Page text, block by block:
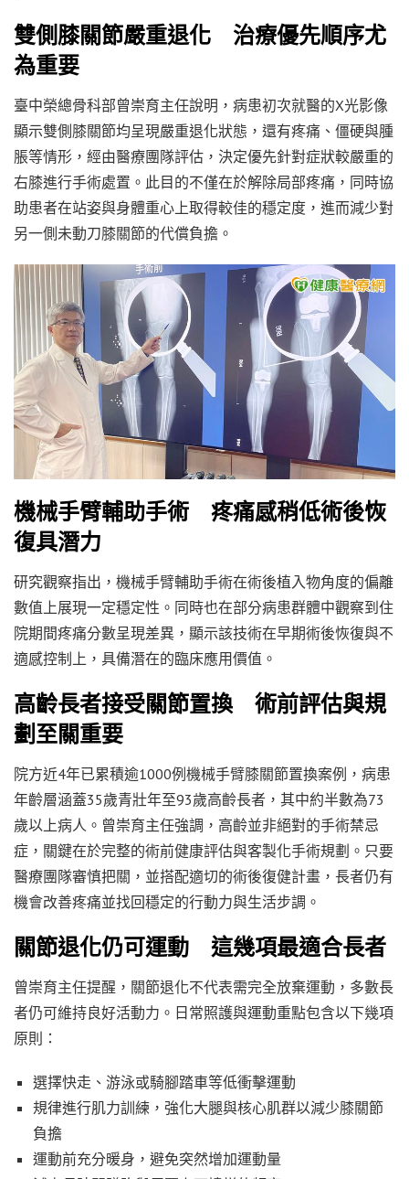
雙側膝關節嚴重退化 治療優先順序尤
為重要
臺中榮總骨科部曾崇育主任說明，病患初次就醫的X光影像
顯示雙側膝關節均呈現嚴重退化狀態，還有疼痛、僵硬與腫
脹等情形，經由醫療團隊評估，決定優先針對症狀較嚴重的
右膝進行手術處置。此目的不僅在於解除局部疼痛，同時協
助患者在站姿與身體重心上取得較佳的穩定度，進而減少對
另一側未動刀膝關節的代償負擔。
機械手臂輔助手術 疼痛感稍低術後恢
復具潛力
研究觀察指出，機械手臂輔助手術在術後植入物角度的偏離
數值上展現一定穩定性。同時也在部分病患群體中觀察到住
院期間疼痛分數呈現差異，顯示該技術在早期術後恢復與不
適感控制上，具備潛在的臨床應用價值。
高齡長者接受關節置換 術前評估與規
劃至關重要
院方近4年已累積逾1000例機械手臂膝關節置換案例，病患
年齡層涵蓋35歲青壯年至93歲高齡長者，其中約半數為73
歲以上病人。曾崇育主任強調，高齡並非絕對的手術禁忌
症，關鍵在於完整的術前健康評估與客製化手術規劃。只要
醫療團隊審慎把關，並搭配適切的術後復健計畫，長者仍有
機會改善疼痛並找回穩定的行動力與生活步調。
關節退化仍可運動 這幾項最適合長者
曾崇育主任提醒，關節退化不代表需完全放棄運動，多數長
者仍可維持良好活動力。日常照護與運動重點包含以下幾項
原則：
選擇快走、游泳或騎腳踏車等低衝擊運動
規律進行肌力訓練，強化大腿與核心肌群以減少膝關節
負擔
運動前充分暖身，避免突然增加運動量